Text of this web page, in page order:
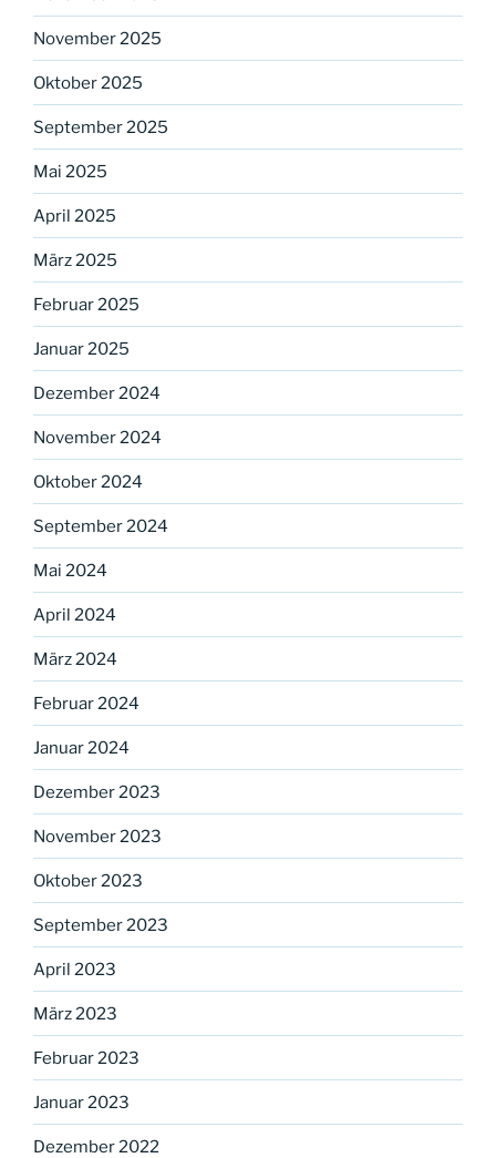
November 2025
Oktober 2025
September 2025
Mai 2025
April 2025
März 2025
Februar 2025
Januar 2025
Dezember 2024
November 2024
Oktober 2024
September 2024
Mai 2024
April 2024
März 2024
Februar 2024
Januar 2024
Dezember 2023
November 2023
Oktober 2023
September 2023
April 2023
März 2023
Februar 2023
Januar 2023
Dezember 2022